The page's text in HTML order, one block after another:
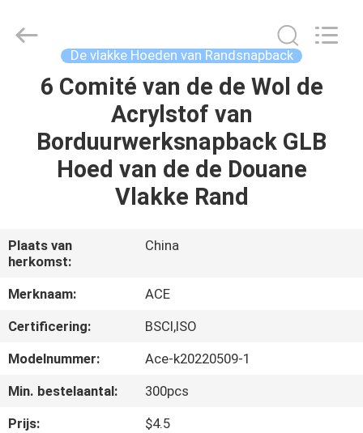
HUIS
PRODUCTEN
ONGEVEER
FABRIEKSREIS
KWALITEITSCONTROLE
CONTACTEER
ONS
De vlakke Hoeden van Randsnapback
6 Comité van de de Wol de
Acrylstof van
Borduurwerksnapback GLB
Hoed van de de Douane
Vlakke Rand
Plaats van
herkomst:
China
Merknaam:
ACE
Certificering:
BSCI,ISO
Modelnummer:
Ace-k20220509-1
Min. bestelaantal:
300pcs
Prijs:
$4.5